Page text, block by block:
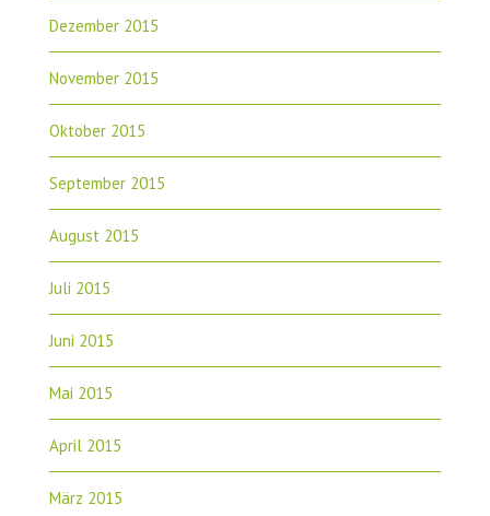
Dezember 2015
November 2015
Oktober 2015
September 2015
August 2015
Juli 2015
Juni 2015
Mai 2015
April 2015
März 2015